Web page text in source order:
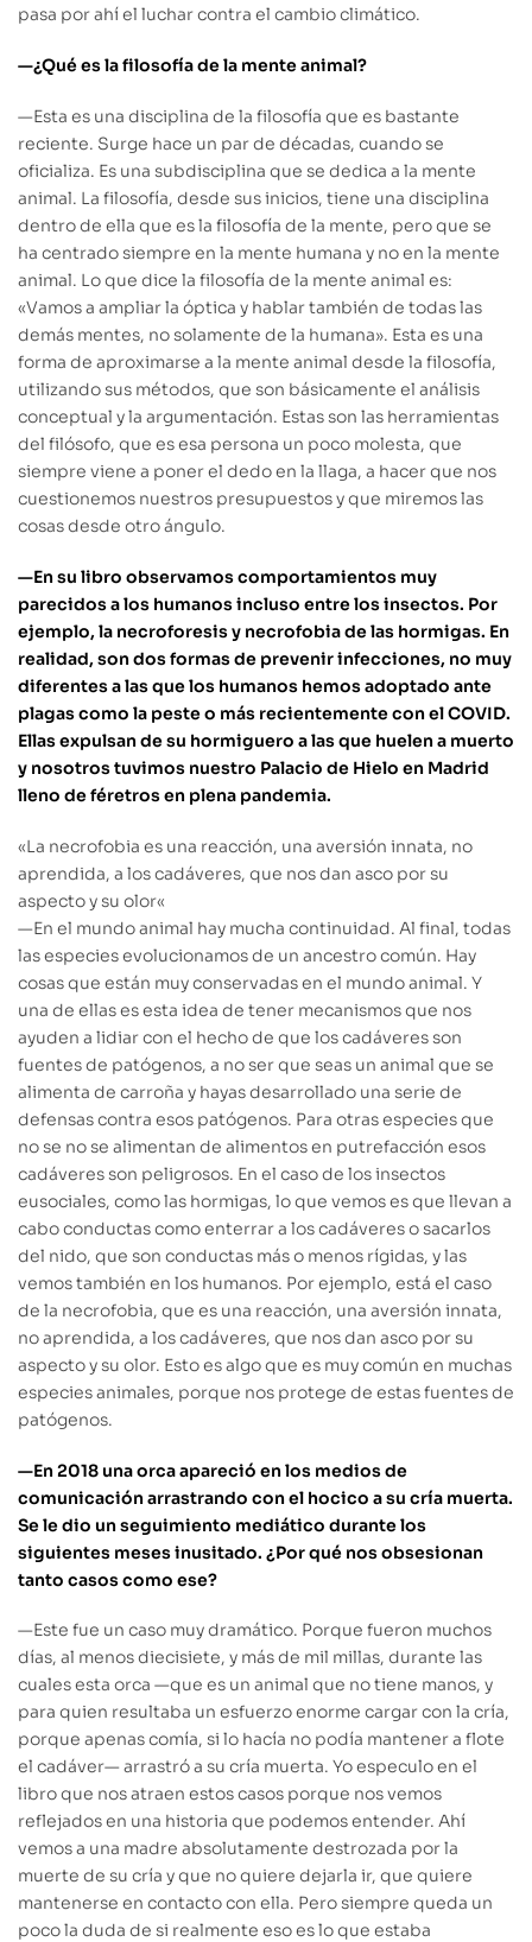
pasa por ahí el luchar contra el cambio climático.
—¿Qué es la filosofía de la mente animal?
—Esta es una disciplina de la filosofía que es bastante
reciente. Surge hace un par de décadas, cuando se
oficializa. Es una subdisciplina que se dedica a la mente
animal. La filosofía, desde sus inicios, tiene una disciplina
dentro de ella que es la filosofía de la mente, pero que se
ha centrado siempre en la mente humana y no en la mente
animal. Lo que dice la filosofía de la mente animal es:
«Vamos a ampliar la óptica y hablar también de todas las
demás mentes, no solamente de la humana». Esta es una
forma de aproximarse a la mente animal desde la filosofía,
utilizando sus métodos, que son básicamente el análisis
conceptual y la argumentación. Estas son las herramientas
del filósofo, que es esa persona un poco molesta, que
siempre viene a poner el dedo en la llaga, a hacer que nos
cuestionemos nuestros presupuestos y que miremos las
cosas desde otro ángulo.
—En su libro observamos comportamientos muy
parecidos a los humanos incluso entre los insectos. Por
ejemplo, la necroforesis y necrofobia de las hormigas. En
realidad, son dos formas de prevenir infecciones, no muy
diferentes a las que los humanos hemos adoptado ante
plagas como la peste o más recientemente con el COVID.
Ellas expulsan de su hormiguero a las que huelen a muerto
y nosotros tuvimos nuestro Palacio de Hielo en Madrid
lleno de féretros en plena pandemia.
«La necrofobia es una reacción, una aversión innata, no
aprendida, a los cadáveres, que nos dan asco por su
aspecto y su olor«
—En el mundo animal hay mucha continuidad. Al final, todas
las especies evolucionamos de un ancestro común. Hay
cosas que están muy conservadas en el mundo animal. Y
una de ellas es esta idea de tener mecanismos que nos
ayuden a lidiar con el hecho de que los cadáveres son
fuentes de patógenos, a no ser que seas un animal que se
alimenta de carroña y hayasdesarrollado una serie de
defensas contra esos patógenos. Para otras especies que
no se no se alimentan de alimentos en putrefacción esos
cadáveres son peligrosos. En el caso de los insectos
eusociales, como las hormigas, lo que vemos es que llevan a
cabo conductas como enterrar a los cadáveres o sacarlos
del nido, que son conductas más o menos rígidas, y las
vemos también en los humanos. Por ejemplo, está el caso
de la necrofobia, que es una reacción, una aversión innata,
no aprendida, a los cadáveres, que nos dan asco por su
aspecto y su olor. Esto es algo que es muy común en muchas
especies animales, porque nos protege de estas fuentes de
patógenos.
—En 2018 una orca apareció en los medios de
comunicación arrastrando con el hocico a su cría muerta.
Se le dio un seguimiento mediático durante los
siguientes meses inusitado. ¿Por qué nos obsesionan
tanto casos como ese?
—Este fue un caso muy dramático. Porque fueron muchos
días, al menos diecisiete, y más de mil millas, durante las
cuales esta orca —que es un animal que no tiene manos, y
para quien resultaba un esfuerzo enorme cargar con la cría,
porque apenas comía, si lo hacía no podía mantener a flote
el cadáver— arrastró a su cría muerta. Yo especulo en el
libro que nos atraen estos casos porque nos vemos
reflejados en una historia que podemos entender. Ahí
vemos a una madre absolutamente destrozada por la
muerte de su cría y que no quiere dejarla ir, que quiere
mantenerse en contacto con ella. Pero siempre queda un
poco la duda de si realmente eso es lo que estaba